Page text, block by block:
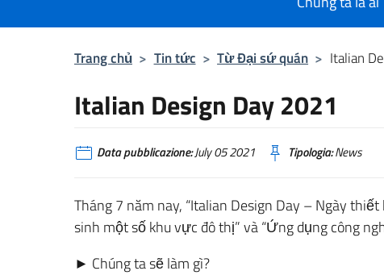
Trang chủ > Tin tức > Từ Đại sứ quán > Italian
Italian Design Day 2021
Data pubblicazione:July 05 2021 Tipologia:News
Tháng 7 năm nay, “Italian Design Day – Ngày
sinh một số khu vực đô thị” và “Ứng dụng công
► Chúng ta sẽ làm gì?